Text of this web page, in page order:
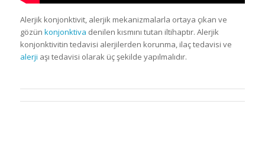
Alerjik konjonktivit, alerjik mekanizmalarla ortaya çıkan ve
gözün konjonktiva denilen kısmını tutan iltihaptır. Alerjik
konjonktivitin tedavisi alerjilerden korunma, ilaç tedavisi ve
alerji aşı tedavisi olarak üç şekilde yapılmalıdır.